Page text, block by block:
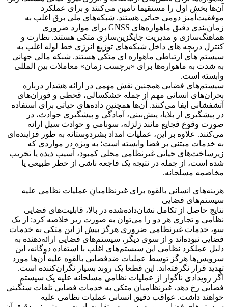
آن‌ها بخش اول را مستقیما تامین می‌کنند و برای عملکرد
موفقیت‌آمیز دومی حیاتی هستند. شبکه‌های ملی برق اغلب به
زمان‌بندی دقیق ماهواره‌های GNSS برای موارد ضروری
هماهنگ‌سازی و مدیریت جایگزین‌سازی متکی هستند. نظارت و
کنترل دریچه های داخل شبکه‌های توزیع انرژی خط لوله اغلب به
سیستم های ارتباطی ماهواره ای متکی هستند. شبکه مالی جهانی
به شدت به ماهواره‌ها برای «برچسب زمان» معاملات بین المللی
وابسته است.
سیستم‌های فضایی همچنین نقش مهمی در ارائه هشدار درباره
بحران‌های انسانی مهم از جمله خشکسالی، قحطی و فوران‌های
آتشفشانی ایفا می‌کنند. آن‌ها همچنین داده‌های حیاتی برای استفاده
در پیشگیری از بلایا، پیش‌بینی، آمادگی و پیشگیری حوادث، در
صورت وقوع فجایع مانند زلزله، سونامی و حوادث سیل ارائه
می‌کنند. علاوه بر این، عملیات امداد بشردوستانه به طور فزاینده‌ای
به خدمات مبتنی بر فضا وابسته است؛ به ‌ویژه در مواردی که
زیرساخت‌های حیاتی غیرنظامی محلی کمبود، آسیب دیده یا تخریب
شده است، از جمله در نتیجه یک فاجعه ناشی از خطر طبیعی یا
مخاصمه مسلحانه.
هزینه‌های انسانی بالقوه برای غیرنظامیانِ عملیات نظامی علیه
سیستم‌های فضایی
نتایج حاصل از تکامل نشان‌داده‌شده در بالا، قابلیت‌های فضایی
نظامی و تجاری هر دو را می‌توان به صورت زیر خلاصه کرد: از یک
سو، خدمات غیرنظامی ضروری هرگز بیش از این متکی به خدمات
فضایی نبوده‌اند و از سوی دیگر، سیستم‌های فضایی ارائه‌دهنده به
دلیل عملکرد نظامی این سیستم‌های اغلب با استفاده دوگانه، این
سرویس‌ها هرگز توسط عملیات ضدفضایی بالقوه علیه آن‌ها مورد
تهدید قرار نگرفته‌اند. این قطعا یک روند بسیار نگران‌کننده است.
اگر رویدادی ناگوار از عملیات نظامی مسلحانه علیه یک سیستم
فضایی رخ دهد، غیرنظامیان متکی به خدمات فضایی تلفات سنگینی
خواهند داشت. عواقب دقیق انسانی عملیات نظامی علیه